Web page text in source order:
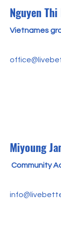
Nguyen
Vietnames
Miyoung
Community